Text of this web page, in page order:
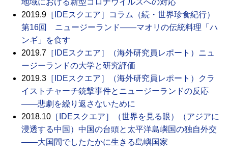
2019.9 ［ IDEスクエア］コラム（続・世界珍食紀行）
第16回 ニュージーランド――マオリの伝統料理「ハ
ンギ」を食す
2019.7 ［ IDEスクエア］（海外研究員レポート）ニュ
ージーランドの大学と研究評価
2019.3 ［ IDEスクエア］（海外研究員レポート）クラ
イストチャーチ銃撃事件とニュージーランドの反応
――悲劇を繰り返さないために
2018.10 ［ IDEスクエア］（世界を見る眼）（アジアに
浸透する中国）中国の台頭と太平洋島嶼国の独自外交
――大国間でしたたかに生きる島嶼国家